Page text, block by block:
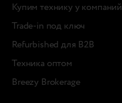
Купим технику у компаний
Trade-in под ключ
Refurbished для B2B
Техника оптом
Breezy Brokerage